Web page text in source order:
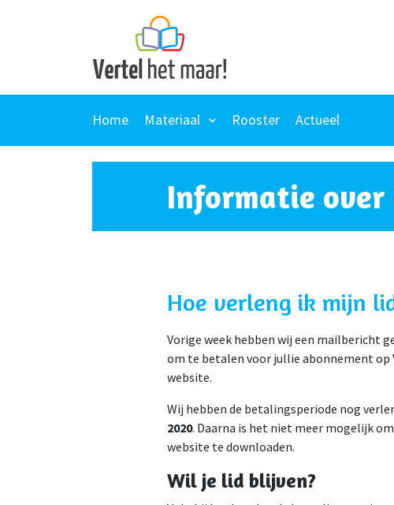
Home Materiaal Rooster Actueel
Informatie over
Hoe verleng ik mijn
Vorige week hebben wij een mailbericht
om te betalen voor jullie abonnement op
website.
Wij hebben de betalingsperiode nog
2020. Daarna is het niet meer mogelijk
website te downloaden.
Wil je lid blijven?